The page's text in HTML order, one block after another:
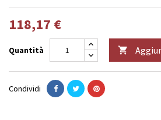
118,17 €
Quantità 
Condividi